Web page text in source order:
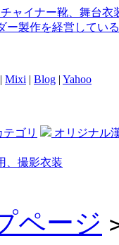
Mixi | Blog | Yahoo
ゴリ
オリジナル
、撮影衣装
ページ